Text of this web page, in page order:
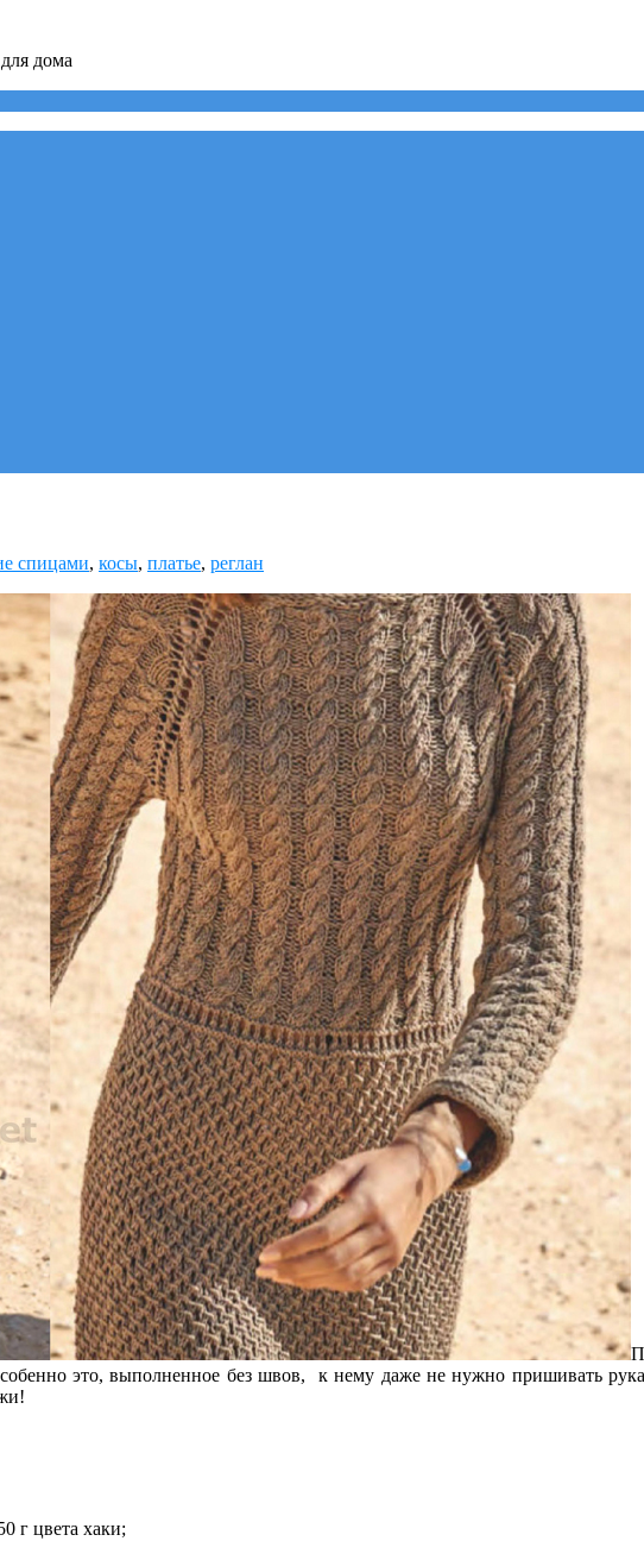
дома
спицами, косы, платье, реглан
это, выполненное без швов, к нему даже не нужно пришивать
г цвета хаки;